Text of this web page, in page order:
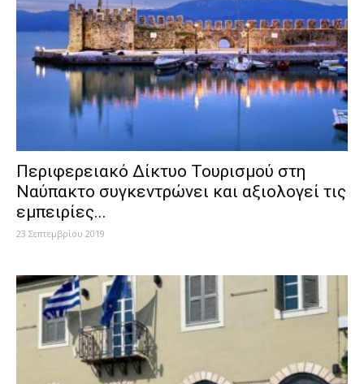
Περιφερειακό Δίκτυο Τουρισμού στη
Ναύπακτο συγκεντρώνει και αξιολογεί τις
εμπειρίες...
23 Σεπτεμβρίου 2019